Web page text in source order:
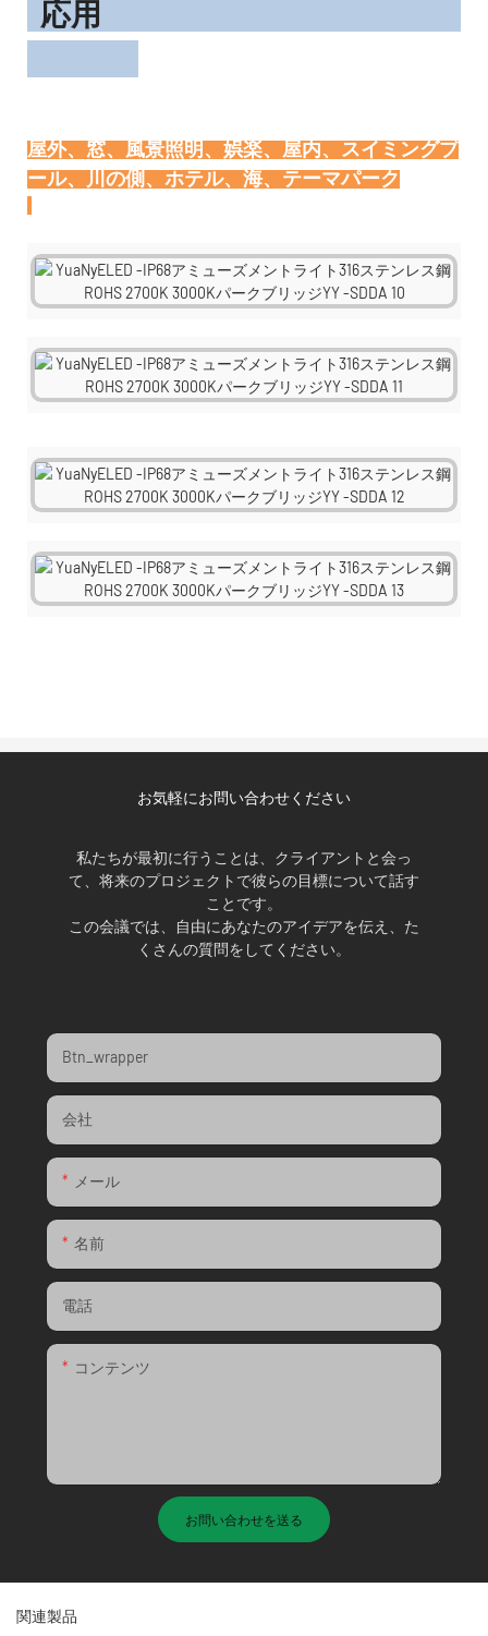
応用
屋外、窓、風景照明、娯楽、屋内、スイミングプ
お気軽にお問い合わせください
私たちが最初に行うことは、クライアントと会っ
て、将来のプロジェクトで彼らの目標について話す
ことです。
この会議では、自由にあなたのアイデアを伝え、た
くさんの質問をしてください。
Btn_wrapper
会社
メール
名前
電話
コンテンツ
お問い合わせを送る
関連製品